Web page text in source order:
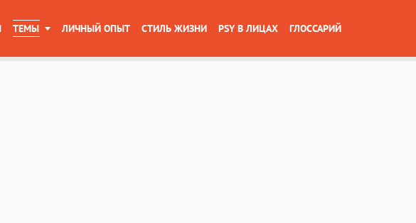
ТЕМЫ ЛИЧНЫЙ ОПЫТ СТИЛЬ ЖИЗНИ PSY В ЛИЦАХ ГЛОССАРИЙ